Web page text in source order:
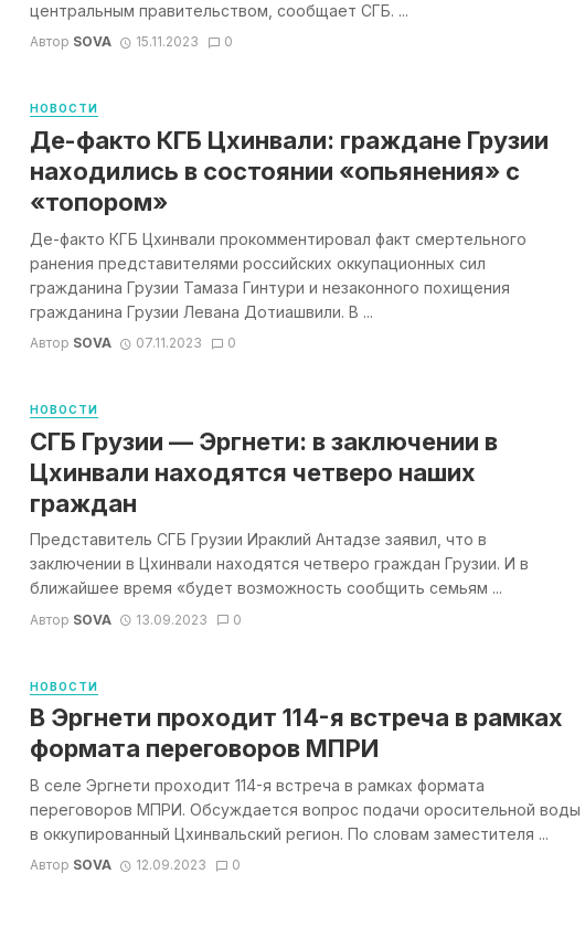
центральным правительством, сообщает СГБ. ...
Автор SOVA 15.11.2023 0
НОВОСТИ
Де-факто КГБ Цхинвали: граждане Грузии
находились в состоянии «опьянения» с
«топором»
Де-факто КГБ Цхинвали прокомментировал факт смертельного
ранения представителями российских оккупационных сил
гражданина Грузии Тамаза Гинтури и незаконного похищения
гражданина Грузии Левана Дотиашвили. В ...
Автор SOVA 07.11.2023 0
НОВОСТИ
СГБ Грузии — Эргнети: в заключении в
Цхинвали находятся четверо наших
граждан
Представитель СГБ Грузии Ираклий Антадзе заявил, что в
заключении в Цхинвали находятся четверо граждан Грузии. И в
ближайшее время «будет возможность сообщить семьям ...
Автор SOVA 13.09.2023 0
НОВОСТИ
В Эргнети проходит 114-я встреча в рамках
формата переговоров МПРИ
В селе Эргнети проходит 114-я встреча в рамках формата
переговоров МПРИ. Обсуждается вопрос подачи оросительной воды
в оккупированный Цхинвальский регион. По словам заместителя ...
Автор SOVA 12.09.2023 0